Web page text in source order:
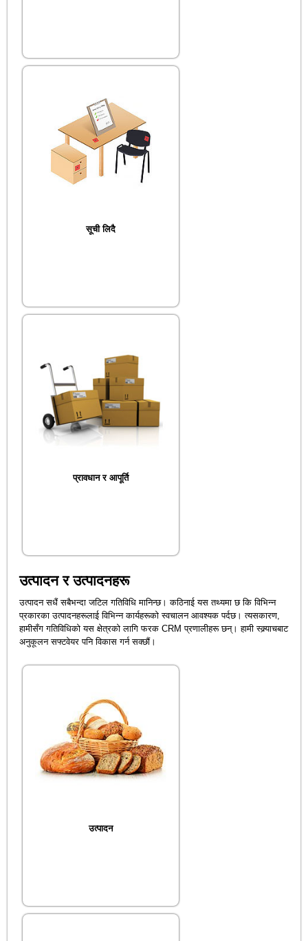
सूची लिदै
प्रावधान र आपूर्ति
उत्पादन र उत्पादनहरू
उत्पादन सधैं सबैभन्दा जटिल गतिविधि मानिन्छ। कठिनाई यस तथ्यमा छ कि विभिन्न
प्रकारका उत्पादनहरूलाई विभिन्न कार्यहरूको स्वचालन आवश्यक पर्दछ। त्यसकारण,
हामीसँग गतिविधिको यस क्षेत्रको लागि फरक CRM प्रणालीहरू छन्। हामी स्क्र्याचबाट
अनुकूलन सफ्टवेयर पनि विकास गर्न सक्छौं।
उत्पादन